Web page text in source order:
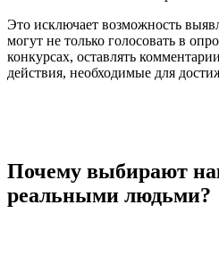
Это исключает возможность
могут не только голосовать в
конкурсах, оставлять
действия, необходимые для
Почему выбирают
реальными людьми?